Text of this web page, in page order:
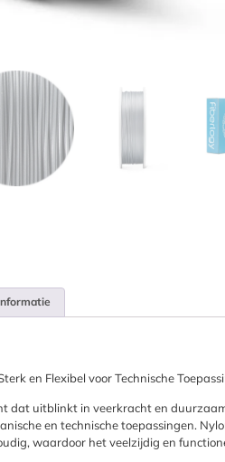
en Flexibel voor Technische
dat uitblinkt in veerkracht en
en technische toepassingen.
waardoor het veelzijdig en